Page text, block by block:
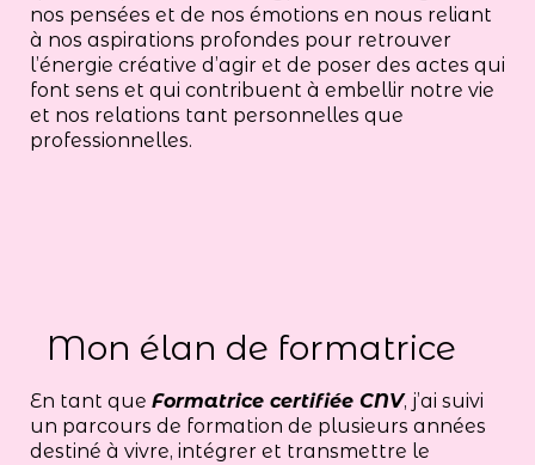
nos pensées et de nos émotions en nous reliant
à nos aspirations profondes pour retrouver
l’énergie créative d’agir et de poser des actes qui
font sens et qui contribuent à embellir notre vie
et nos relations tant personnelles que
professionnelles.
Mon élan de formatrice
En tant que Formatrice certifiée CNV, j’ai suivi
un parcours de formation de plusieurs années
destiné à vivre, intégrer et transmettre le